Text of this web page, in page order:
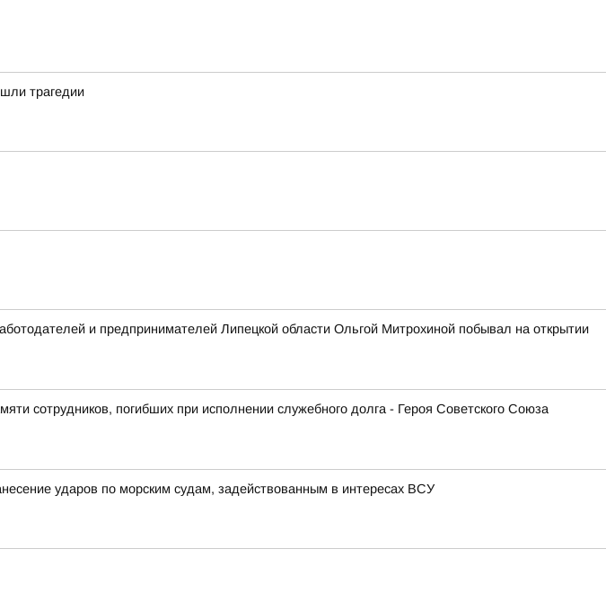
трагедии
и предпринимателей Липецкой области Ольгой Митрохиной побывал на открытии
сотрудников, погибших при исполнении служебного долга - Героя Советского Союза
ударов по морским судам, задействованным в интересах ВСУ